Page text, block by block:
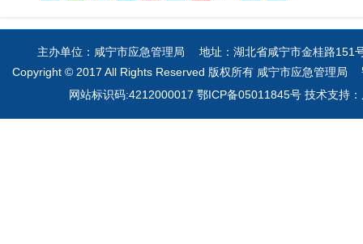
主办单位：咸宁市应急管理局 地址：湖北省咸宁市金桂路
Copyright © 2017 All Rights Reserved 版权所有 咸宁市应急管理局
网站标识码:4212000017 鄂ICP备05011845号 技术支持